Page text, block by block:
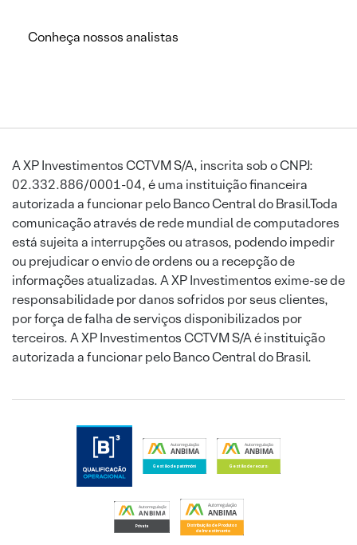
Conheça nossos analistas
A XP Investimentos CCTVM S/A, inscrita sob o CNPJ:
02.332.886/0001-04, é uma instituição financeira
autorizada a funcionar pelo Banco Central do Brasil.Toda
comunicação através de rede mundial de computadores
está sujeita a interrupções ou atrasos, podendo impedir
ou prejudicar o envio de ordens ou a recepção de
informações atualizadas. A XP Investimentos exime-se de
responsabilidade por danos sofridos por seus clientes,
por força de falha de serviços disponibilizados por
terceiros. A XP Investimentos CCTVM S/A é instituição
autorizada a funcionar pelo Banco Central do Brasil.